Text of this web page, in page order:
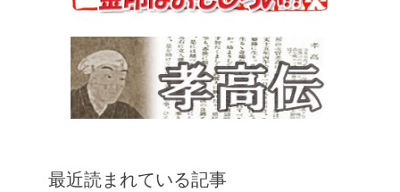
最近読まれている記事